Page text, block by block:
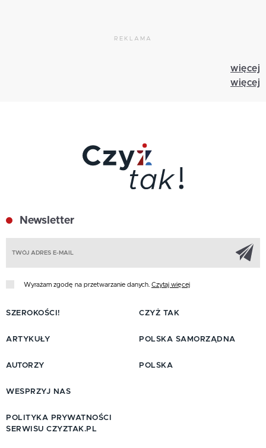
REKLAMA
więcej
więcej
Newsletter
Wyrażam zgodę na przetwarzanie danych. Czytaj więcej
SZEROKOŚCI!
ARTYKUŁY
AUTORZY
CZYŻ TAK
POLSKA SAMORZĄDNA
POLSKA
WESPRZYJ NAS
POLITYKA PRYWATNOŚCI
SERWISU CZYZTAK.PL